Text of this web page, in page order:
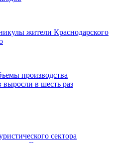
жители Краснодарского
производства
выросли в шесть раз
сектора